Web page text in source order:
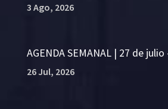
3 Ago, 2026
AGENDA SEMANAL | 27 de
26 Jul, 2026